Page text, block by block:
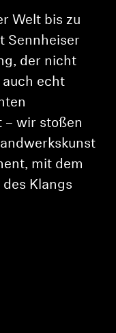
Welt bis zu
Sennheiser
der nicht
echt
– wir stoßen
mit dem
Klangs